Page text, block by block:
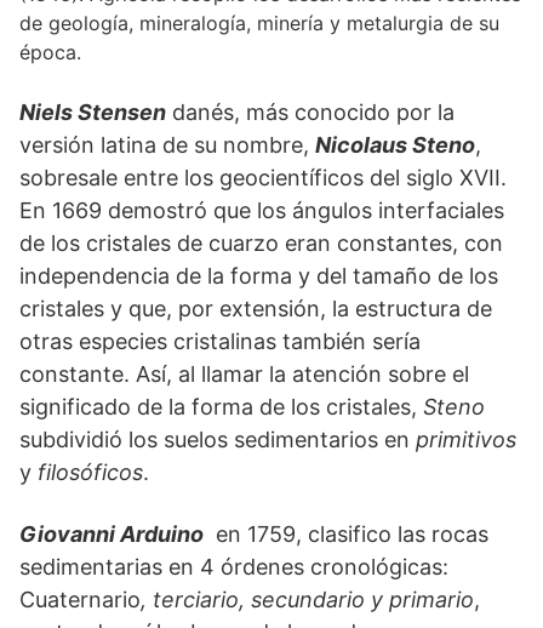
de geología, mineralogía, minería y metalurgia de su
época.
Niels Stensen danés, más conocido por la
versión latina de su nombre, Nicolaus Steno,
sobresale entre los geocientíficos del siglo XVII.
En 1669 demostró que los ángulos interfaciales
de los cristales de cuarzo eran constantes, con
independencia de la forma y del tamaño de los
cristales y que, por extensión, la estructura de
otras especies cristalinas también sería
constante. Así, al llamar la atención sobre el
significado de la forma de los cristales, Steno
subdividió los suelos sedimentarios en primitivos
y filosóficos.
Giovanni Arduino en 1759, clasifico las rocas
sedimentarias en 4 órdenes cronológicas:
Cuaternario, terciario, secundario y primario,